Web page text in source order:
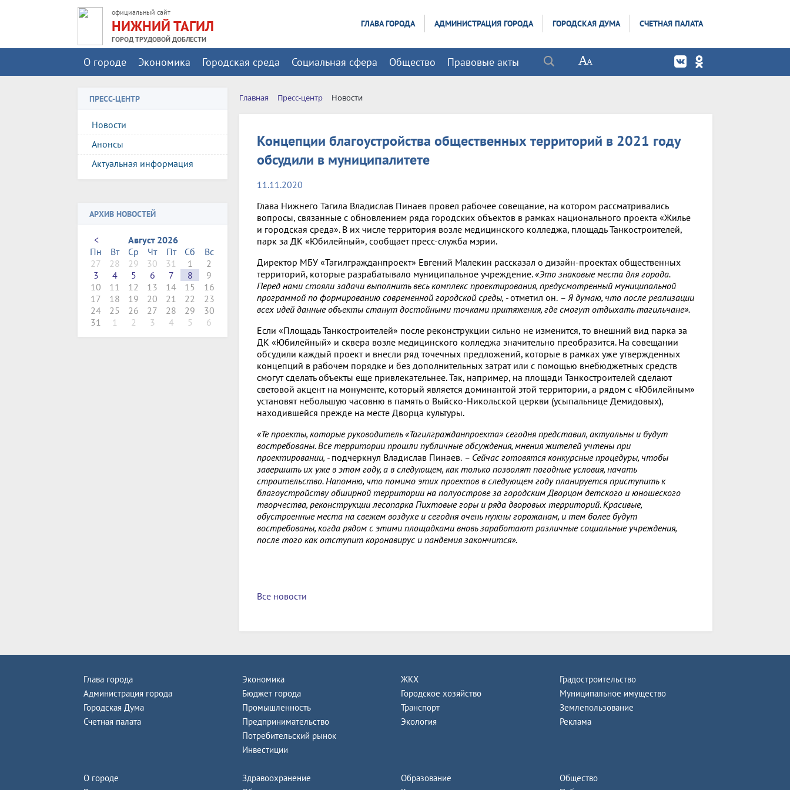
официальный сайт
НИЖНИЙ ТАГИЛ
ГОРОД ТРУДОВОЙ ДОБЛЕСТИ
ГЛАВА ГОРОДА АДМИНИСТРАЦИЯ ГОРОДА ГОРОДСКАЯ ДУМА СЧЕТНАЯ ПАЛАТА
О городе Экономика Городская среда Социальная сфера Общество Правовые акты
ПРЕСС-ЦЕНТР
Новости
Анонсы
Актуальная информация
АРХИВ НОВОСТЕЙ
<
Август 2026
Пн
Вт Ср Чт Пт Сб
Вс
27
28 29 30 31 1
2
3
4 5 6 7 8
9
10
11 12 13 14 15
16
17
18 19 20 21 22
23
24
25 26 27 28 29
30
31
1 2 3 4 5 6
Главная Пресс-центр Новости
Концепции благоустройства общественных территорий в 2021 году
обсудили в муниципалитете
11.11.2020
Глава Нижнего Тагила Владислав Пинаев провел рабочее совещание, на котором рассматривались
вопросы, связанные с обновлением ряда городских объектов в рамках национального проекта «Жилье
и городская среда». В их числе территория возле медицинского колледжа, площадь Танкостроителей,
парк за ДК «Юбилейный», сообщает пресс-служба мэрии.
Директор МБУ «Тагилгражданпроект» Евгений Малекин рассказал о дизайн-проектах общественных
территорий, которые разрабатывало муниципальное учреждение.«Это знаковые места для города.
Перед нами стояли задачи выполнить весь комплекс проектирования, предусмотренный муниципальной
программой по формированию современной городской среды, -отметил он. – Я думаю, что после реализации
всех идей данные объекты станут достойными точками притяжения, где смогут отдыхать тагильчане».
Если «Площадь Танкостроителей» после реконструкции сильно не изменится, то внешний вид парка за
ДК «Юбилейный» и сквера возле медицинского колледжа значительно преобразится. На совещании
обсудили каждый проект и внесли ряд точечных предложений, которые в рамках уже утвержденных
концепций в рабочем порядке и без дополнительных затрат или с помощью внебюджетных средств
смогут сделать объекты еще привлекательнее. Так, например, на площади Танкостроителей сделают
световой акцент на монументе, который является доминантой этой территории, а рядом с «Юбилейным»
установят небольшую часовню в память о Выйско-Никольской церкви (усыпальнице Демидовых),
находившейся прежде на месте Дворца культуры.
«Те проекты, которые руководитель «Тагилгражданпроекта» сегодня представил, актуальны и будут
востребованы. Все территории прошли публичные обсуждения, мнения жителей учтены при
проектировании, - подчеркнул Владислав Пинаев. – Сейчас готовятся конкурсные процедуры, чтобы
завершить их уже в этом году, а в следующем, как только позволят погодные условия, начать
строительство. Напомню, что помимо этих проектов в следующем году планируется приступить к
благоустройству обширной территории на полуострове за городским Дворцом детского и юношеского
творчества, реконструкции лесопарка Пихтовые горы и ряда дворовых территорий. Красивые,
обустроенные места на свежем воздухе и сегодня очень нужны горожанам, и тем более будут
востребованы, когда рядом с этими площадками вновь заработают различные социальные учреждения,
после того как отступит коронавирус и пандемия закончится».
Все новости
Глава города
Администрация города
Городская Дума
Счетная палата
Экономика
Бюджет города
Промышленность
Предпринимательство
Потребительский рынок
Инвестиции
ЖКХ
Городское хозяйство
Транспорт
Экология
Градостроительство
Муниципальное имущество
Землепользование
Реклама
О городе
Здравоохранение
Образование
Общество